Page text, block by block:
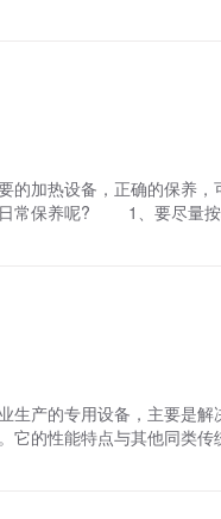
部损坏严重的，可采用换
加热设备，正确的保养，
常保养呢? 1、要尽量按
屑料尘粒和散落物等物，要
产的专用设备，主要是解
它的性能特点与其他同类